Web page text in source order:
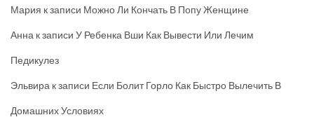
Мария к записи Можно Ли Кончать В Попу Женщине
Анна к записи У Ребенка Вши Как Вывести Или Лечим
Педикулез
Эльвира к записи Если Болит Горло Как Быстро Вылечить В
Домашних Условиях